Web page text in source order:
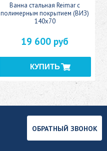
Ванна стальная Reimar с
полимерным покрытием (ВИЗ)
140x70
19 600 руб
ОБРАТНЫЙ ЗВОНОК